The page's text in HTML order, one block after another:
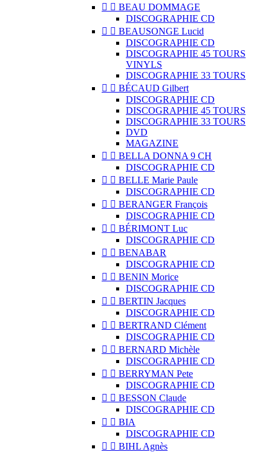
  BEAU DOMMAGE
DISCOGRAPHIE CD
  BEAUSONGE Lucid
DISCOGRAPHIE CD
DISCOGRAPHIE 45 TOURS
VINYLS
DISCOGRAPHIE 33 TOURS
  BÉCAUD Gilbert
DISCOGRAPHIE CD
DISCOGRAPHIE 45 TOURS
DISCOGRAPHIE 33 TOURS
DVD
MAGAZINE
  BELLA DONNA 9 CH
DISCOGRAPHIE CD
  BELLE Marie Paule
DISCOGRAPHIE CD
  BERANGER François
DISCOGRAPHIE CD
  BÉRIMONT Luc
DISCOGRAPHIE CD
  BENABAR
DISCOGRAPHIE CD
  BENIN Morice
DISCOGRAPHIE CD
  BERTIN Jacques
DISCOGRAPHIE CD
  BERTRAND Clément
DISCOGRAPHIE CD
  BERNARD Michèle
DISCOGRAPHIE CD
  BERRYMAN Pete
DISCOGRAPHIE CD
  BESSON Claude
DISCOGRAPHIE CD
  BIA
DISCOGRAPHIE CD
  BIHL Agnès